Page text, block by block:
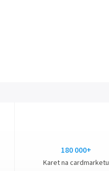
180 000+
Karet na cardmarketu